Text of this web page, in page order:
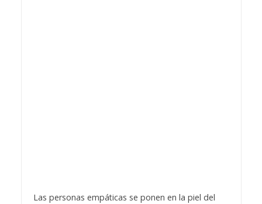
Las personas empáticas se ponen en la piel del